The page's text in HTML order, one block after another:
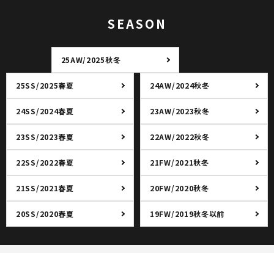
SEASON
25AW/2025秋冬
25SS/2025春夏 24AW/2024秋冬
24SS/2024春夏 23AW/2023秋冬
23SS/2023春夏 22AW/2022秋冬
22SS/2022春夏 21FW/2021秋冬
21SS/2021春夏 20FW/2020秋冬
20SS/2020春夏 19FW/2019秋冬以前